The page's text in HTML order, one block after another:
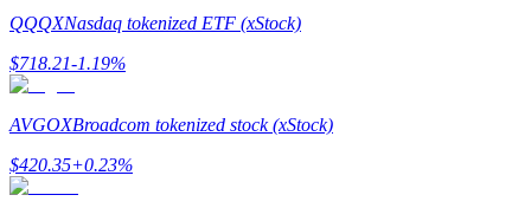
Futures startguide
QQQXNasdaq tokenized ETF (xStock)
$718.21-1.19%
AVGOXBroadcom tokenized stock (xStock)
$420.35+0.23%